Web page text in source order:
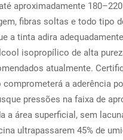
aproximadamente
fibras soltas e todo tipo
a tinta adira
isopropílico de alta
atualmente.
a aderência
pressões na faixa de
a área superficial, sem
ultrapassarem 45% de